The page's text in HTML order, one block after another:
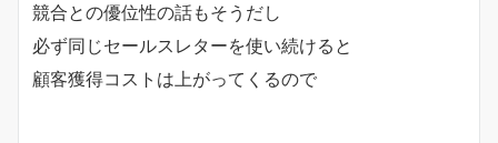
競合との優位性の話もそうだし
必ず同じセールスレターを使い続けると
顧客獲得コストは上がってくるので